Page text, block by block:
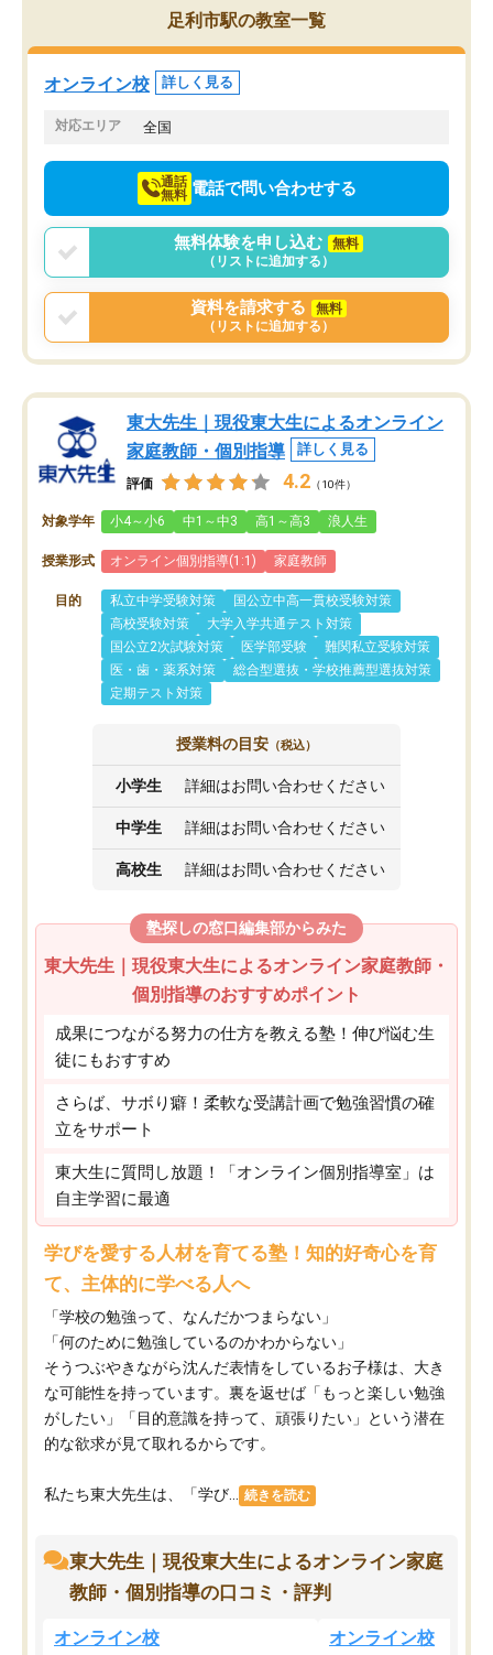
を的確に指導いただき、子どももびっ
くりするほど楽しんでやる気を持って
塾を受けています。狙い通り、少しず
つ成績も上がり、苦手意識も無くなっ
てきたので、さらに苦手な数学も追加
でお願いしました。来年の高校受験に
足利市駅の教室一覧
オンライン校 詳しく見る
対応エリア 全国
通話
無料 電話で問い合わせする
無料体験を申し込む
無料
（リストに追加する）
資料を請求する
無料
（リストに追加する）
東大先生｜現役東大生によるオンライン
家庭教師・個別指導
詳しく見る
評価 4.2 （10件）
対象学年 小4～小6 中1～中3 高1～高3 浪人生
授業形式 オンライン個別指導(1:1) 家庭教師
目的 私立中学受験対策
国公立中高一貫校受験対策
高校受験対策
大学入学共通テスト対策
国公立2次試験対策
医学部受験
難関私立受験対策
医・歯・薬系対策
総合型選抜・学校推薦型選抜対策
定期テスト対策
授業料の目安 （税込）
小学生 詳細はお問い合わせください
中学生 詳細はお問い合わせください
高校生 詳細はお問い合わせください
塾探しの窓口編集部からみた
東大先生｜現役東大生によるオンライン家庭教師・
個別指導のおすすめポイント
成果につながる努力の仕方を教える塾！伸び悩む生
徒にもおすすめ
さらば、サボり癖！柔軟な受講計画で勉強習慣の確
立をサポート
東大生に質問し放題！「オンライン個別指導室」は
自主学習に最適
学びを愛する人材を育てる塾！知的好奇心を育
て、主体的に学べる人へ
「学校の勉強って、なんだかつまらない」
「何のために勉強しているのかわからない」
そうつぶやきながら沈んだ表情をしているお子様は、大き
な可能性を持っています。裏を返せば「もっと楽しい勉強
がしたい」「目的意識を持って、頑張りたい」という潜在
的な欲求が見て取れるからです。
私たち東大先生は、「学び... 続きを読む
東大先生｜現役東大生によるオンライン家庭
教師・個別指導の口コミ・評判
オンライン校 オンライン校